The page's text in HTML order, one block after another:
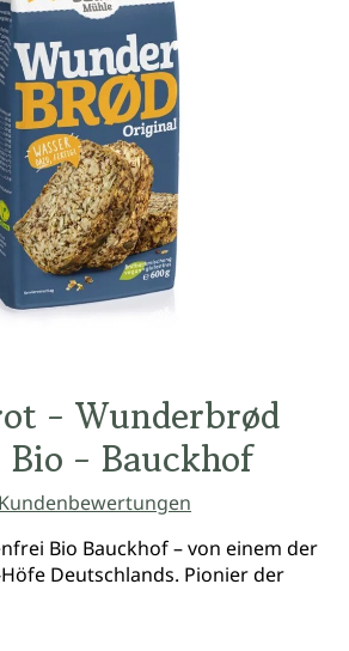
- Wunderbrød
- Bauckhof
Bio Bauckhof – von einem der
Deutschlands. Pionier der